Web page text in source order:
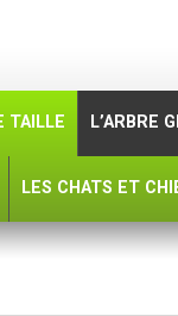
TAILLE L’ARBRE
LES CHATS ET